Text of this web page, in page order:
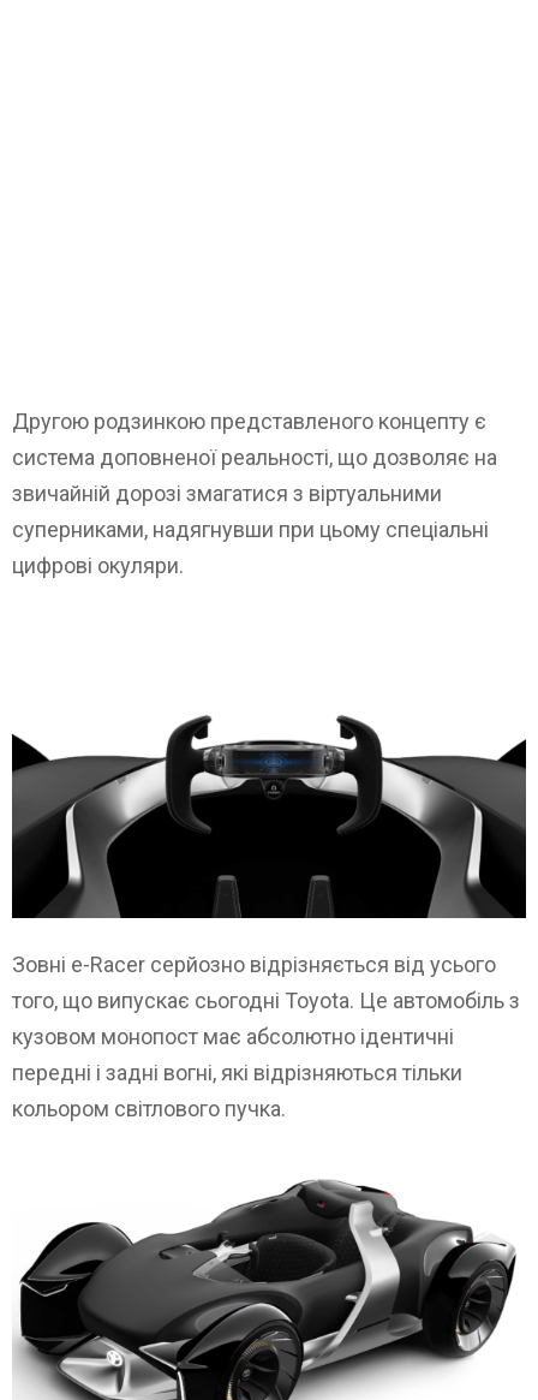
Другою родзинкою представленого концепту є
система доповненої реальності, що дозволяє на
звичайній дорозі змагатися з віртуальними
суперниками, надягнувши при цьому спеціальні
цифрові окуляри.
Зовні e-Racer серйозно відрізняється від усього
того, що випускає сьогодні Toyota. Це автомобіль з
кузовом монопост має абсолютно ідентичні
передні і задні вогні, які відрізняються тільки
кольором світлового пучка.